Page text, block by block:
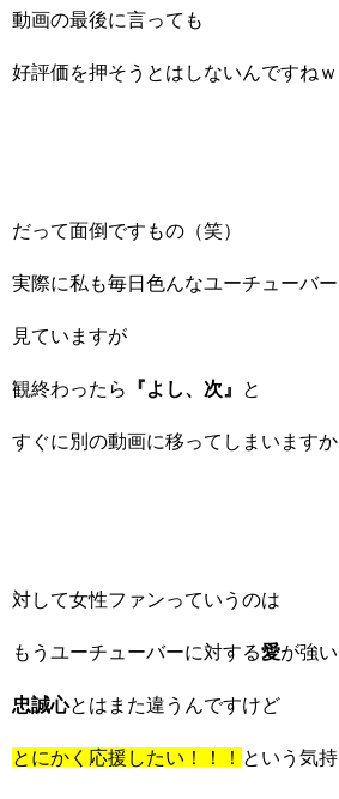
動画の最後に言っても
好評価を押そうとはしないんですねｗ
だって面倒ですもの（笑）
実際に私も毎日色んなユーチューバ
見ていますが
観終わったら 『よし、次』 と
すぐに別の動画に移ってしまいますか
対して女性ファンっていうのは
もうユーチューバーに対する愛が強
忠誠心とはまた違うんですけど
とにかく応援したい！！！ という気